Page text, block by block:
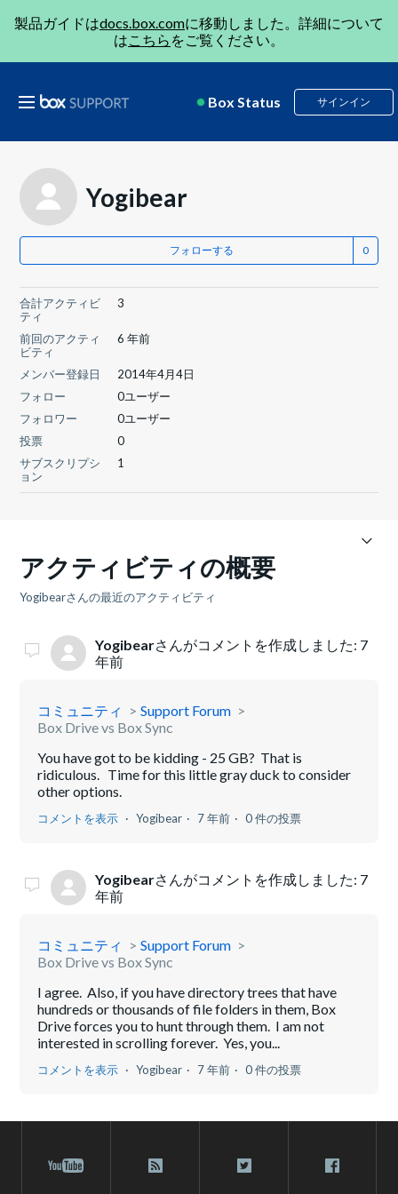
製品ガイドはdocs.box.comに移動しました。詳細について
はこちら をご覧ください。
Box Status サインイン
Yogibear
フォローする
合計アクティビ
ティ
3
前回のアクティ
ビティ
6 年前
メンバー登録日
2014年4月4日
フォロー
0ユーザー
フォロワー
0ユーザー
投票
0
サブスクリプシ
ョン
1
アクティビティの概要
Yogibearさんの最近のアクティビティ
Yogibearさんがコメントを作成しました: 7
年前
コミュニティ
Support Forum
Box Drive vs Box Sync
You have got to be kidding - 25 GB? That is
ridiculous. Time for this little gray duck to consider
other options.
コメントを表示 Yogibear 7 年前 0 件の投票
Yogibearさんがコメントを作成しました: 7
年前
コミュニティ
Support Forum
Box Drive vs Box Sync
I agree. Also, if you have directory trees that have
hundreds or thousands of file folders in them, Box
Drive forces you to hunt through them. I am not
interested in scrolling forever. Yes, you...
コメントを表示 Yogibear 7 年前 0 件の投票